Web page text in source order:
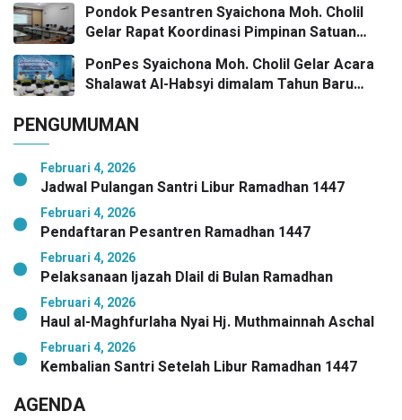
Pondok Pesantren Syaichona Moh. Cholil
Gelar Rapat Koordinasi Pimpinan Satuan
PonPes Syaichona Moh. Cholil Gelar Acara
Shalawat Al-Habsyi dimalam Tahun Baru
PENGUMUMAN
Februari 4, 2026
Jadwal Pulangan Santri Libur Ramadhan 1447
Februari 4, 2026
Pendaftaran Pesantren Ramadhan 1447
Februari 4, 2026
Pelaksanaan Ijazah Dlail di Bulan Ramadhan
Februari 4, 2026
Haul al-Maghfurlaha Nyai Hj. Muthmainnah Aschal
Februari 4, 2026
Kembalian Santri Setelah Libur Ramadhan 1447
AGENDA